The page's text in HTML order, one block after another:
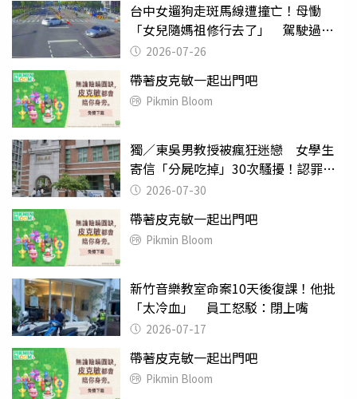
台中女遛狗走斑馬線遭撞亡！母慟
「女兒隨媽祖修行去了」 駕駛過失
致死判9月
2026-07-26
帶著皮克敏一起出門吧
Pikmin Bloom
獨／東吳男教授被瘋狂迷戀 女學生
寄信「分屍吃掉」30次騷擾！認罪免
關 2026-07-30
帶著皮克敏一起出門吧
Pikmin Bloom
新竹音樂教室命案10天後復課！他批
「太冷血」 員工怒駁：閉上嘴
2026-07-17
帶著皮克敏一起出門吧
Pikmin Bloom